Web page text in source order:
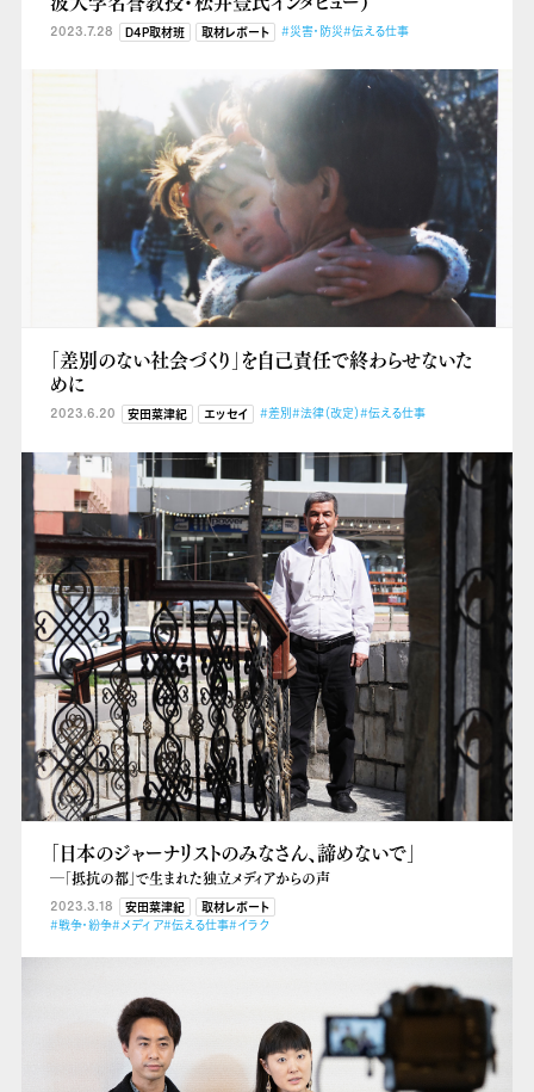
2023.7.28 D4P取材班 取材レポート #災害・防災#伝える仕事
「差別のない社会づくり」を自己責任で終わらせないた
めに
2023.6.20 安田菜津紀 エッセイ #差別#法律（改定）#伝える仕事
「日本のジャーナリストのみなさん、諦めないで」
―「抵抗の都」で生まれた独立メディアからの声
2023.3.18 安田菜津紀
取材レポート
#戦争・紛争#メディア#伝える仕事#イラク